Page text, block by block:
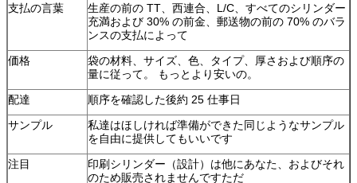
支払の言葉
生産の前の TT、西連合、L/C、すべてのシリンダー
充満および 30% の前金、郵送物の前の 70% のバラ
ンスの支払によって
価格
袋の材料、サイズ、色、タイプ、厚さおよび順序の
量に従って。 もっとより安いの。
配達
順序を確認した後約 25 仕事日
サンプル
私達はほしければ準備ができた同じようなサンプル
を自由に提供してもいいです
注目
印刷シリンダー（設計）は他にあなた、およびそれ
のため販売されませんですただ